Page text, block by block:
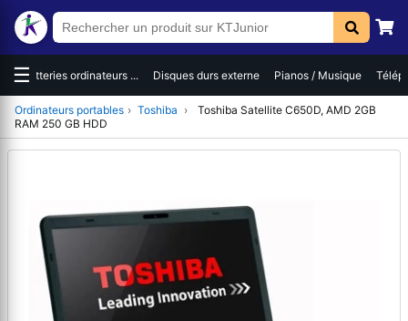
☰Batteries ordinateurs ... Disques durs externe Pianos / Musique
Ordinateurs portables › Toshiba ›
Toshiba Satellite C650D, AMD 2GB
RAM 250 GB HDD